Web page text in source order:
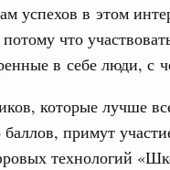
успехов в этом
что
в себе люди, с
которые лучше
баллов, примут
технологий
союз.
участие во
с главами
совета